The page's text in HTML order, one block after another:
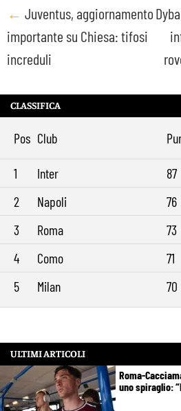
Post
navigation
← Juventus, aggiornamento
importante su Chiesa: tifosi
increduli
CLASSIFICA
Pos Club
1 Inter
87
2
Napoli
76
3
Roma
73
4
Como
71
5
Milan 70
ULTIMI ARTICOLI
Roma-
uno spiraglio: